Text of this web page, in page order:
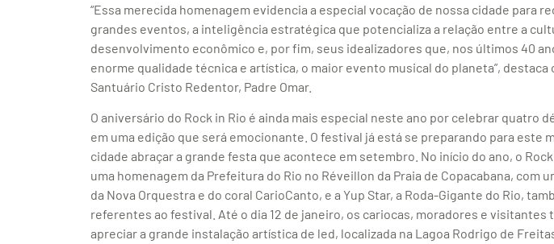
“Essa merecida homenagem evidencia a especial vocação de nossa cidade para
grandes eventos, a inteligência estratégica que potencializa a relação entre a
desenvolvimento econômico e, por fim, seus idealizadores que, nos últimos 40
enorme qualidade técnica e artística, o maior evento musical do planeta”, destaca
Santuário Cristo Redentor, Padre Omar.
O aniversário do Rock in Rio é ainda mais especial neste ano por celebrar quatro
em uma edição que será emocionante. O festival já está se preparando para este
cidade abraçar a grande festa que acontece em setembro. No início do ano, o
uma homenagem da Prefeitura do Rio no Réveillon da Praia de Copacabana, com
da Nova Orquestra e do coral CarioCanto, e a Yup Star, a Roda-Gigante do Rio,
referentes ao festival. Até o dia 12 de janeiro, os cariocas, moradores e visitantes
apreciar a grande instalação artística de led, localizada na Lagoa Rodrigo de